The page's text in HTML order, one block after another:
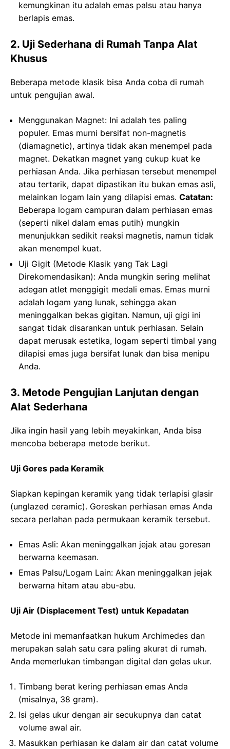
kemungkinan itu adalah emas palsu atau hanya
berlapis emas.
2. Uji Sederhana di Rumah Tanpa Alat
Khusus
Beberapa metode klasik bisa Anda coba di rumah
untuk pengujian awal.
Menggunakan Magnet: Ini adalah tes paling
populer. Emas murni bersifat non-magnetis
(diamagnetic), artinya tidak akan menempel pada
magnet. Dekatkan magnet yang cukup kuat ke
perhiasan Anda. Jika perhiasan tersebut menempel
atau tertarik, dapat dipastikan itu bukan emas asli,
melainkan logam lain yang dilapisi emas. Catatan:
Beberapa logam campuran dalam perhiasan emas
(seperti nikel dalam emas putih) mungkin
menunjukkan sedikit reaksi magnetis, namun tidak
akan menempel kuat.
Uji Gigit (Metode Klasik yang Tak Lagi
Direkomendasikan): Anda mungkin sering melihat
adegan atlet menggigit medali emas. Emas murni
adalah logam yang lunak, sehingga akan
meninggalkan bekas gigitan. Namun, uji gigi ini
sangat tidak disarankan untuk perhiasan. Selain
dapat merusak estetika, logam seperti timbal yang
dilapisi emas juga bersifat lunak dan bisa menipu
Anda.
3. Metode Pengujian Lanjutan dengan
Alat Sederhana
Jika ingin hasil yang lebih meyakinkan, Anda bisa
mencoba beberapa metode berikut.
Uji Gores pada Keramik
Siapkan kepingan keramik yang tidak terlapisi glasir
(unglazed ceramic). Goreskan perhiasan emas Anda
secara perlahan pada permukaan keramik tersebut.
Emas Asli: Akan meninggalkan jejak atau goresan
berwarna keemasan.
Emas Palsu/Logam Lain: Akan meninggalkan jejak
berwarna hitam atau abu-abu.
Uji Air (Displacement Test) untuk Kepadatan
Metode ini memanfaatkan hukum Archimedes dan
merupakan salah satu cara paling akurat di rumah.
Anda memerlukan timbangan digital dan gelas ukur.
Timbang berat kering perhiasan emas Anda
(misalnya, 38 gram).
Isi gelas ukur dengan air secukupnya dan catat
volume awal air.
Masukkan perhiasan ke dalam air dan catat volume